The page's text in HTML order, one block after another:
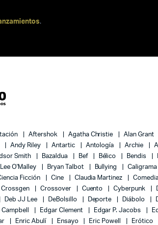
.
Aftershok Agatha Christie Alan Grant
Andy Riley Antartic Antología Archie
Smith Bazaldua Bef Bélico Bendis
O'Malley Bryan Talbot Bullying Caligrama
Ficción Cine Claudia Martinez
Crossgen Crossover Cuento Cyberpunk
Deb JJ Lee DeBolsillo Deporte Diábolo
Campbell Edgar Clement Edgar P. Jacobs
Enric Abulí Ensayo Eric Powell Erótico